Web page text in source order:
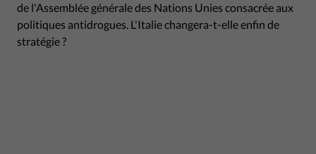
de l'Assemblée générale des Nations Unies consacrée aux
politiques antidrogues. L'Italie changera-t-elle enfin de
stratégie ?